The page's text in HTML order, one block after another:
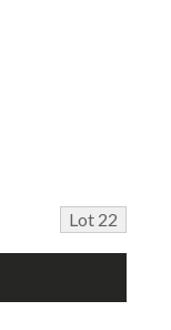
Lot 22